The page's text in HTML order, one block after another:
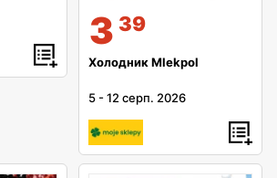
3 39
Холодник Mlekpol
5 -12 серп. 2026